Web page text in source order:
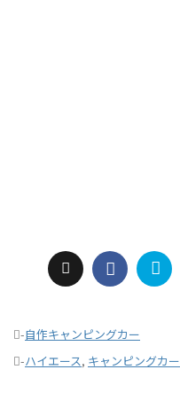
-自作キャンピングカー
-ハイエース, キャンピングカー